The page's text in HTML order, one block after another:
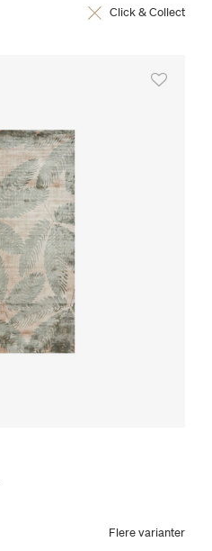
Click & Collect
Flere varianter